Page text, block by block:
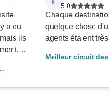
a eu
ils
La
et ce
5.0
Chaque
quelque chose
agents étaient
Meilleur circuit